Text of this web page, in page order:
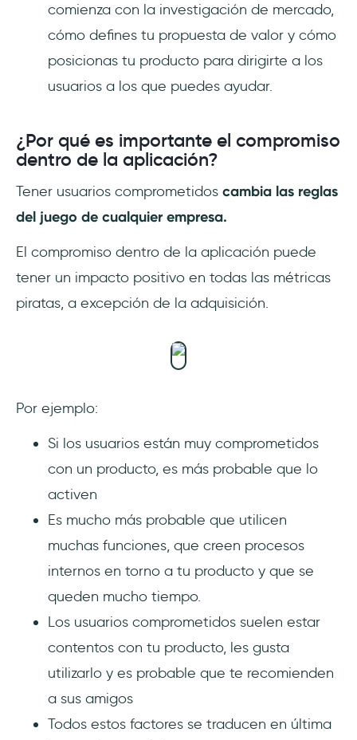
comienza con la investigación de mercado,
cómo defines tu propuesta de valor y cómo
posicionas tu producto para dirigirte a los
usuarios a los que puedes ayudar.
¿Por qué es importante el compromiso
dentro de la aplicación?
Tener usuarios comprometidos cambia las reglas
del juego de cualquier empresa.
El compromiso dentro de la aplicación puede
tener un impacto positivo en todas las métricas
piratas, a excepción de la adquisición.
Por ejemplo:
Si los usuarios están muy comprometidos
con un producto, es más probable que lo
activen
Es mucho más probable que utilicen
muchas funciones, que creen procesos
internos en torno a tu producto y que se
queden mucho tiempo.
Los usuarios comprometidos suelen estar
contentos con tu producto, les gusta
utilizarlo y es probable que te recomienden
a sus amigos
Todos estos factores se traducen en última